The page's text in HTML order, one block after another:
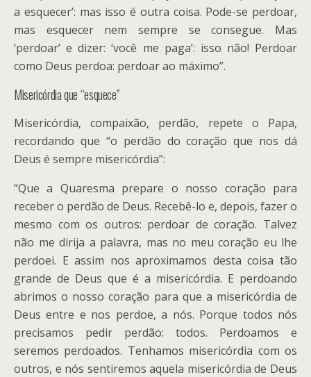
a esquecer’: mas isso é outra coisa. Pode-se perdoar,
mas esquecer nem sempre se consegue. Mas
‘perdoar’ e dizer: ‘você me paga’: isso não! Perdoar
como Deus perdoa: perdoar ao máximo”.
Misericórdia que “esquece”
Misericórdia, compaixão, perdão, repete o Papa,
recordando que “o perdão do coração que nos dá
Deus é sempre misericórdia”:
“Que a Quaresma prepare o nosso coração para
receber o perdão de Deus. Recebê-lo e, depois, fazer o
mesmo com os outros: perdoar de coração. Talvez
não me dirija a palavra, mas no meu coração eu lhe
perdoei. E assim nos aproximamos desta coisa tão
grande de Deus que é a misericórdia. E perdoando
abrimos o nosso coração para que a misericórdia de
Deus entre e nos perdoe, a nós. Porque todos nós
precisamos pedir perdão: todos. Perdoamos e
seremos perdoados. Tenhamos misericórdia com os
outros, e nós sentiremos aquela misericórdia de Deus